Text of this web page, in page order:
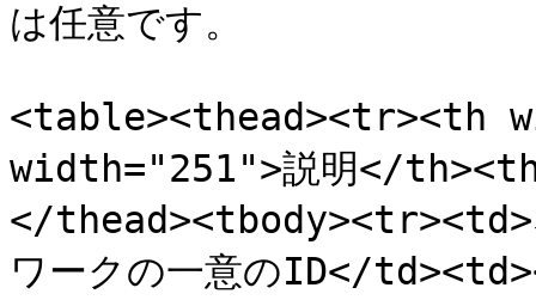
は任意です。
<table><thead><tr><th
width="251">説明</
</thead><tbody><tr><td>
ワークの一意のID</